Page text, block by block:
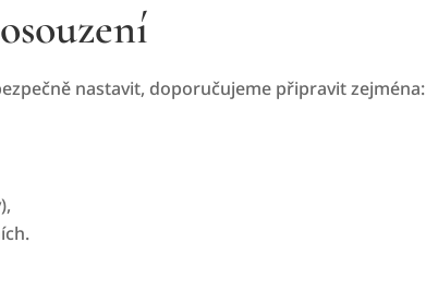
nastavit, doporučujeme připravit zejména: